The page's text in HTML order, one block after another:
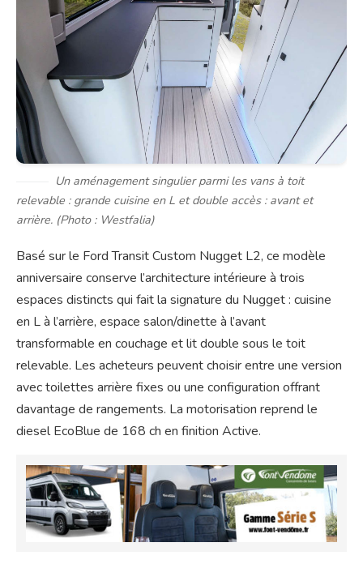
Un aménagement singulier parmi les vans à toit
relevable : grande cuisine en L et double accès : avant et
arrière. (Photo : Westfalia)
Basé sur le Ford Transit Custom Nugget L2, ce modèle
anniversaire conserve l’architecture intérieure à trois
espaces distincts qui fait la signature du Nugget : cuisine
en L à l’arrière, espace salon/dinette à l’avant
transformable en couchage et lit double sous le toit
relevable. Les acheteurs peuvent choisir entre une version
avec toilettes arrière fixes ou une configuration offrant
davantage de rangements. La motorisation reprend le
diesel EcoBlue de 168 ch en finition Active.